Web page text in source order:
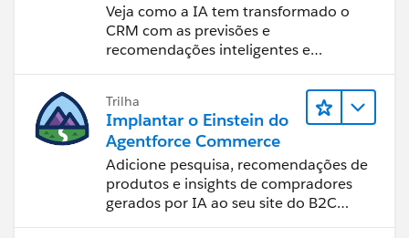
Veja como a IA tem transformado o
CRM com as previsões e
recomendações inteligentes e
Trilha
Implantar o Einstein do
Agentforce Commerce
Adicione pesquisa, recomendações de
produtos e insights de compradores
gerados por IA ao seu site do B2C